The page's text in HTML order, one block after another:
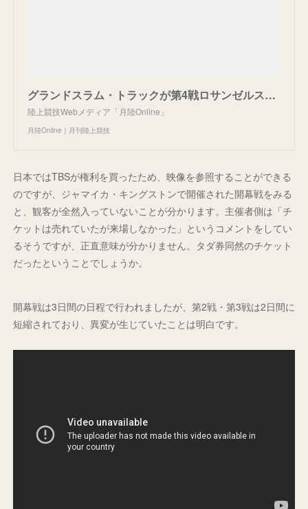
グランドスラム・トラックが第4戦ロサンゼルス大会の中止、26年への延期を発表！25年シーズンは3大会で終了、理由は公表せず | 月陸Online｜月刊陸上競技
陸上競技Webメディア「月陸Online」
月陸Online｜月刊陸上競技
日本ではTBSが権利を買ったため、映像を参照することができる
のですが、ジャマイカ・キングストンで開催された開幕戦をみる
と、観客が全然入っていないことが分かります。主催者側は「チ
ケットは売れていたが来場しなかった」というコメントをしてい
るそうですが、正直意味が分かりません。タダ券同然のチケット
だったということでしょうか。
開幕戦は3日間の日程で行われましたが、第2戦・第3戦は2日間に
短縮されており、異変が生じていたことは明白です。